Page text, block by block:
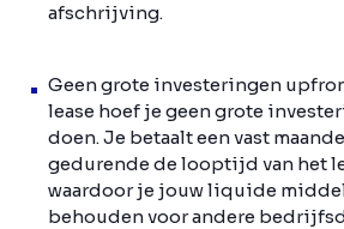
afschrijving.
Geen grote investeringen
lease hoef je geen grote
doen. Je betaalt een vast
gedurende de looptijd van het
waardoor je jouw liquide
behouden voor andere